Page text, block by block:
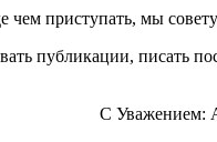
чем приступать, мы
публикации, писать
С Уважением: